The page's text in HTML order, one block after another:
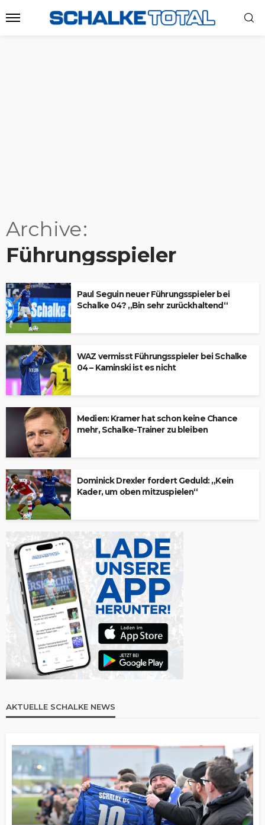
Archive
Führungsspieler
Paul Seguin neuer Führungsspieler bei
Schalke 04? „Bin sehr zurückhaltend“
WAZ vermisst Führungsspieler bei Schalke
04 – Kaminski ist es nicht
Medien: Kramer hat schon keine Chance
mehr, Schalke-Trainer zu bleiben
Dominick Drexler fordert Geduld: „Kein
Kader, um oben mitzuspielen“
AKTUELLE SCHALKE NEWS